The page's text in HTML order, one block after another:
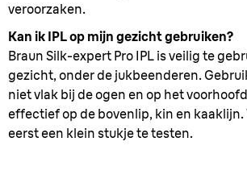
veroorzaken.
Kan ik IPL op mijn gezicht gebruiken?
Braun Silk-expert Pro IPL is veilig te
gezicht, onder de jukbeenderen.
niet vlak bij de ogen en op het
effectief op de bovenlip, kin en kaaklijn.
eerst een klein stukje te testen.